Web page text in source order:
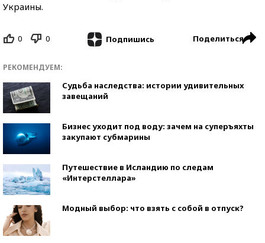
Украины.
0 0 Подпишись Поделиться
РЕКОМЕНДУЕМ:
Судьба наследства: истории удивительных
завещаний
Бизнес уходит под воду: зачем на суперъяхты
закупают субмарины
Путешествие в Исландию по следам
«Интерстеллара»
Модный выбор: что взять с собой в отпуск?